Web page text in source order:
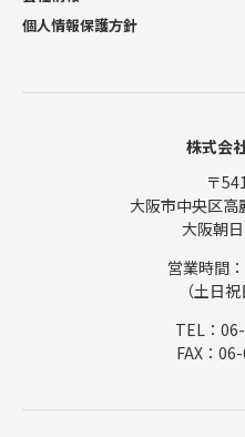
個人情報保護方針
株式会
〒
大阪市中央区高
大阪朝
営業時間
（土日
TEL：
FAX：